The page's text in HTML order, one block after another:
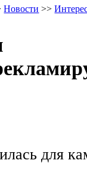
Новости >>
для